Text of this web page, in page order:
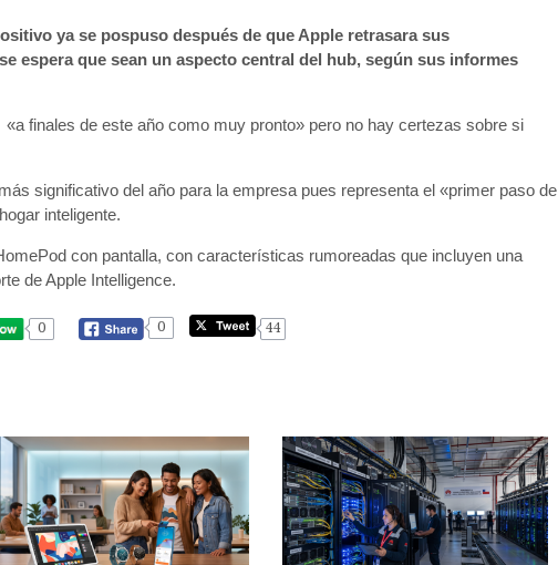
ya se pospuso después de que Apple retrasara sus
espera que sean un aspecto central del hub, según sus informes
finales de este año como muy pronto» pero no hay certezas sobre si
significativo del año para la empresa pues representa el «primer paso de
inteligente.
con pantalla, con características rumoreadas que incluyen una
de Apple Intelligence.
0 0 44